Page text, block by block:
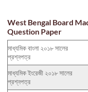
West Bengal Board
Question Paper
মাধ্যমিক বাংলা ২০১৮ সালের
প্রশ্নপত্র
মাধ্যমিক ইংরেজী ২০১৮ সালের
প্রশ্নপত্র